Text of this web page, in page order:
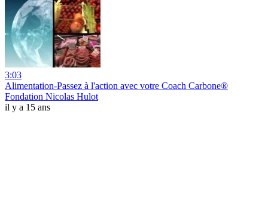
3:03
Alimentation-Passez à l'action avec votre Coach Carbone®
Fondation Nicolas Hulot
il y a 15 ans